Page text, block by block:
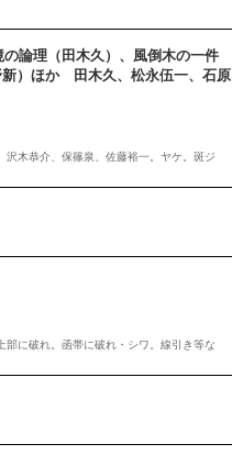
論理（田木久）、風倒木の一件
）ほか 田木久、松永伍一、石原
沢木恭介、保篠泉、佐藤裕一。ヤケ。斑ジ
に破れ。函帯に破れ・シワ。線引き等な